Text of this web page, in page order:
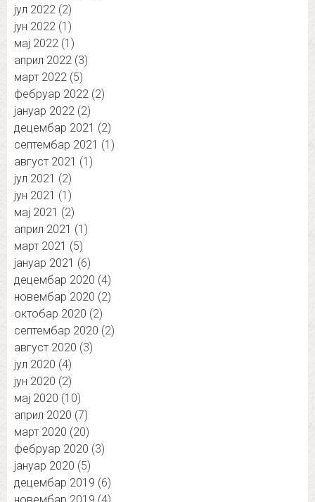
јул 2022 (2)
јун 2022 (1)
мај 2022 (1)
април 2022 (3)
март 2022 (5)
фебруар 2022 (2)
јануар 2022 (2)
децембар 2021 (2)
септембар 2021 (1)
август 2021 (1)
јул 2021 (2)
јун 2021 (1)
мај 2021 (2)
април 2021 (1)
март 2021 (5)
јануар 2021 (6)
децембар 2020 (4)
новембар 2020 (2)
октобар 2020 (2)
септембар 2020 (2)
август 2020 (3)
јул 2020 (4)
јун 2020 (2)
мај 2020 (10)
април 2020 (7)
март 2020 (20)
фебруар 2020 (3)
јануар 2020 (5)
децембар 2019 (6)